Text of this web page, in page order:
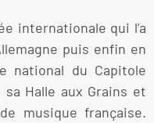
internationale qui l’a
puis enfin en
national du Capitole
Halle aux Grains et
musique française.